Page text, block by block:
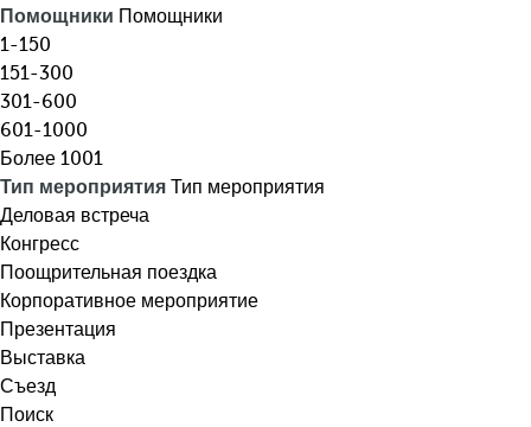
а
з
н
а
ч
е
н
и
я
,
т
е
м
ы
.
o
w
n
a
r
r
o
w
k
e
y
o
p
e
n
Помощники Помощники
1-150
151-300
301-600
601-1000
Более 1001
Тип мероприятия Тип мероприятия
Деловая встреча
Конгресс
Поощрительная поездка
Корпоративное мероприятие
Презентация
Выставка
Съезд
Поиск